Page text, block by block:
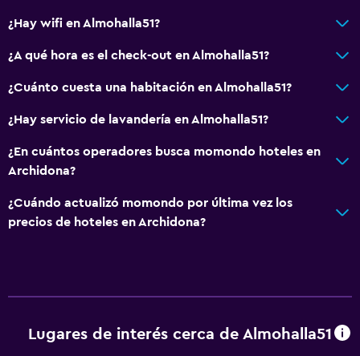
¿Hay wifi en Almohalla51?
¿A qué hora es el check-out en Almohalla51?
¿Cuánto cuesta una habitación en Almohalla51?
¿Hay servicio de lavandería en Almohalla51?
¿En cuántos operadores busca momondo hoteles en
Archidona?
¿Cuándo actualizó momondo por última vez los
precios de hoteles en Archidona?
Lugares de interés cerca de Almohalla51